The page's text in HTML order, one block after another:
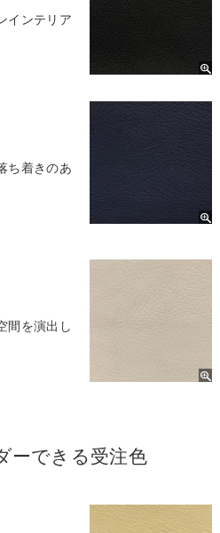
インテリア
ち着きのあ
間を演出し
ーできる受注色